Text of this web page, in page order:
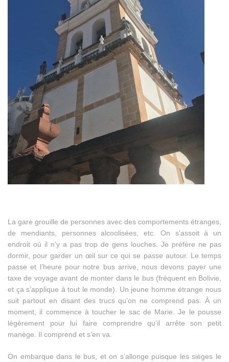
La gare grouille de personnes avec des comportements étranges,
de mendiants, personnes alcoolisées, etc. On s’assoit à un
endroit où il n’y a pas trop de gens louches. Je préfère ne pas
dormir, pour garder un œil sur ce qui se passe autour. Le temps
passe et l’heure pour notre bus arrive, nous devons payer une
taxe de voyage avant de monter dans le bus (fréquent en Bolivie,
et ça s’applique à tout le monde). Un jeune homme étrange nous
suit partout en disant des trucs qu’on ne comprend pas. À un
moment, il commence à toucher le sac de Marie. Je le pousse
légèrement pour lui faire comprendre qu’il arrête son petit
manège. Il comprend et s’en va.
On embarque dans le bus, et on s’allonge puisque les sièges le